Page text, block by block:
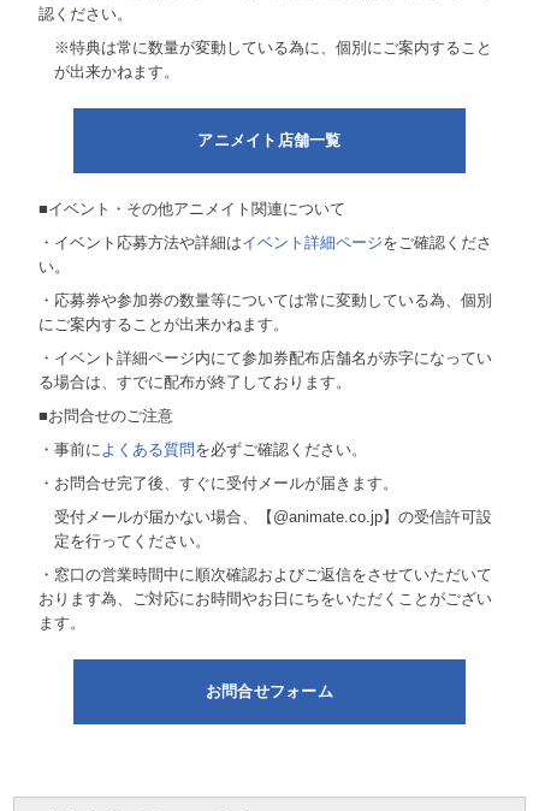
認ください。
※特典は常に数量が変動している為に、個別にご案内すること
が出来かねます。
アニメイト店舗一覧
■イベント・その他アニメイト関連について
・イベント応募方法や詳細はイベント詳細ページをご確認くださ
い。
・応募券や参加券の数量等については常に変動している為、個別
にご案内することが出来かねます。
・イベント詳細ページ内にて参加券配布店舗名が赤字になってい
る場合は、すでに配布が終了しております。
■お問合せのご注意
・事前に よくある質問を必ずご確認ください。
・お問合せ完了後、すぐに受付メールが届きます。
受付メールが届かない場合、【@animate.co.jp】の受信許可設
定を行ってください。
・窓口の営業時間中に順次確認およびご返信をさせていただいて
おります為、ご対応にお時間やお日にちをいただくことがござい
ます。
お問合せフォーム